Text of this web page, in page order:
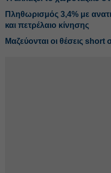
Πληθωρισμός 3,4% με
και πετρέλαιο κίνησης
Μαζεύονται οι θέσεις short